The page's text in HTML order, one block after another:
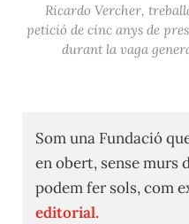
Ricardo Vercher,
petició de cinc anys de
durant la vaga
Som una Fundació
en obert, sense murs
podem fer sols, com
editorial.